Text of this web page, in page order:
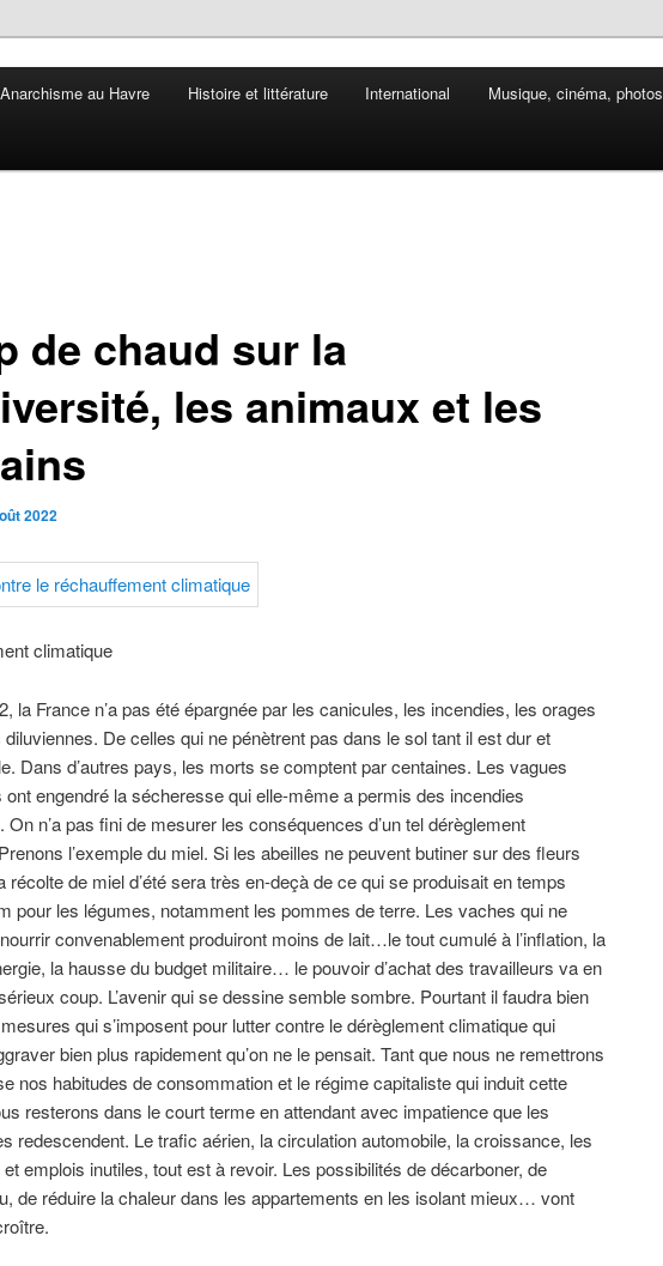
Anarchisme au Havre Histoire et littérature International Musique, cinéma, photos
de chaud sur la
les animaux et les
2022
climatique
la France n’a pas été épargnée par les canicules, les incendies, les orages
De celles qui ne pénètrent pas dans le sol tant il est dur et
Dans d’autres pays, les morts se comptent par centaines. Les vagues
ont engendré la sécheresse qui elle-même a permis des incendies
On n’a pas fini de mesurer les conséquences d’un tel dérèglement
l’exemple du miel. Si les abeilles ne peuvent butiner sur des fleurs
récolte de miel d’été sera très en-deçà de ce qui se produisait en temps
pour les légumes, notamment les pommes de terre. Les vaches qui ne
convenablement produiront moins de lait…le tout cumulé à l’inflation, la
la hausse du budget militaire… le pouvoir d’achat des travailleurs va en
coup. L’avenir qui se dessine semble sombre. Pourtant il faudra bien
qui s’imposent pour lutter contre le dérèglement climatique qui
bien plus rapidement qu’on ne le pensait. Tant que nous ne remettrons
nos habitudes de consommation et le régime capitaliste qui induit cette
resterons dans le court terme en attendant avec impatience que les
redescendent. Le trafic aérien, la circulation automobile, la croissance, les
emplois inutiles, tout est à revoir. Les possibilités de décarboner, de
de réduire la chaleur dans les appartements en les isolant mieux… vont